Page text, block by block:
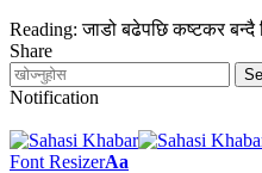
Reading: जाडो बढेपछि कष्टकर बन्दै
Share
Notification
Font ResizerAa